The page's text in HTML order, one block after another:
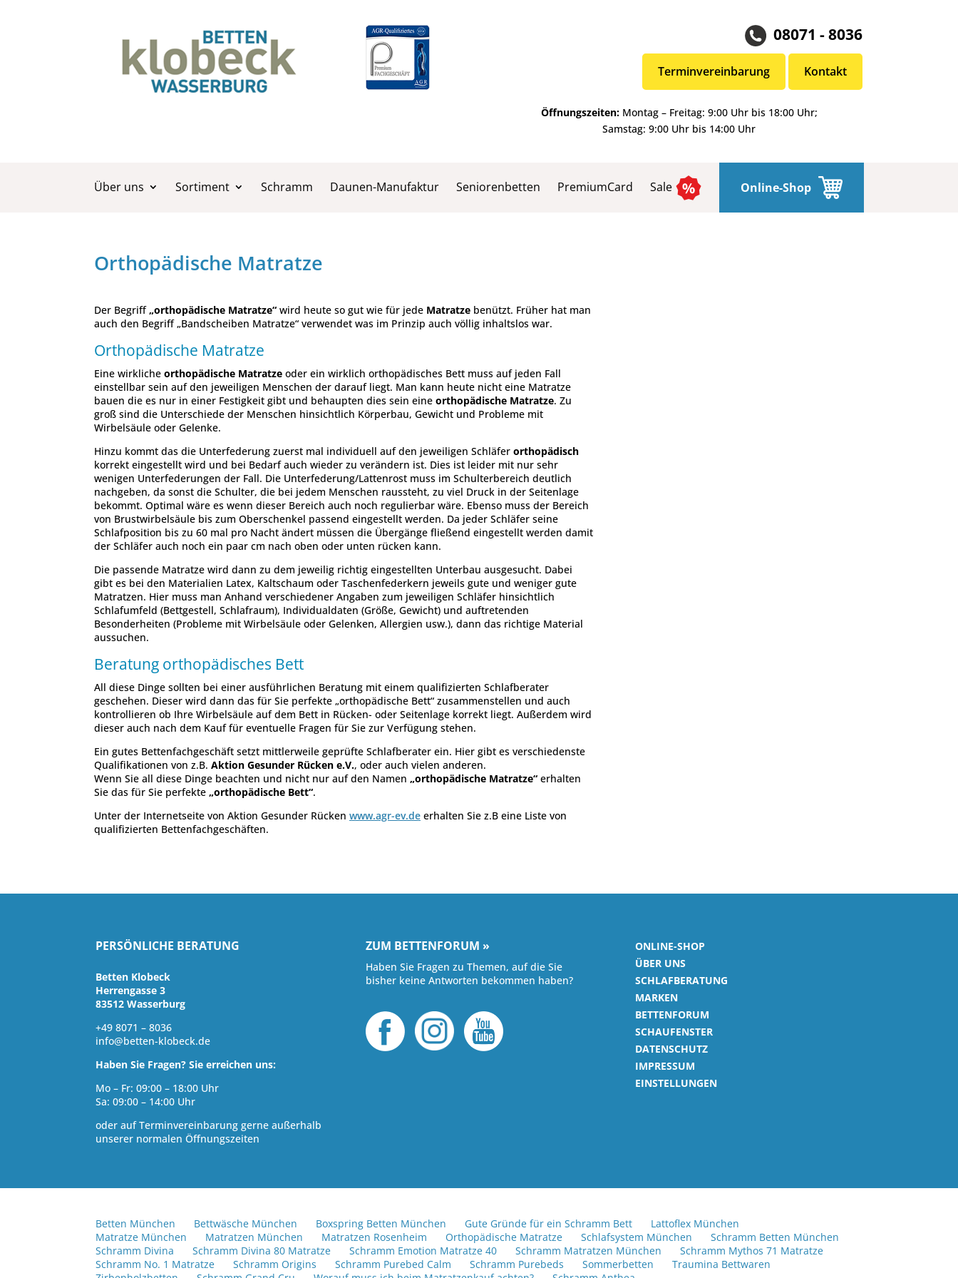
08071 - 8036
Terminvereinbarung Kontakt
Öffnungszeiten: Montag – Freitag: 9:00 Uhr bis 18:00 Uhr;
Samstag: 9:00 Uhr bis 14:00 Uhr
Über uns Sortiment Schramm Daunen-Manufaktur Seniorenbetten PremiumCard Sale Online-Shop
Orthopädische Matratze
Der Begriff„orthopädische Matratze“ wird heute so gut wie für jede Matratze benützt. Früher hat man
auch den Begriff „Bandscheiben Matratze“ verwendet was im Prinzip auch völlig inhaltslos war.
Orthopädische Matratze
Eine wirkliche orthopädische Matratze oder ein wirklich orthopädisches Bett muss auf jeden Fall
einstellbar sein auf den jeweiligen Menschen der darauf liegt. Man kann heute nicht eine Matratze
bauen die es nur in einer Festigkeit gibt und behaupten dies sein eine orthopädische Matratze. Zu
groß sind die Unterschiede der Menschen hinsichtlich Körperbau, Gewicht und Probleme mit
Wirbelsäule oder Gelenke.
Hinzu kommt das die Unterfederung zuerst mal individuell auf den jeweiligen Schläfer orthopädisch
korrekt eingestellt wird und bei Bedarf auch wieder zu verändern ist. Dies ist leider mit nur sehr
wenigen Unterfederungen der Fall. Die Unterfederung/Lattenrost muss im Schulterbereich deutlich
nachgeben, da sonst die Schulter, die bei jedem Menschen raussteht, zu viel Druck in der Seitenlage
bekommt. Optimal wäre es wenn dieser Bereich auch noch regulierbar wäre. Ebenso muss der Bereich
von Brustwirbelsäule bis zum Oberschenkel passend eingestellt werden. Da jeder Schläfer seine
Schlafposition bis zu 60 mal pro Nacht ändert müssen die Übergänge fließend eingestellt werden damit
der Schläfer auch noch ein paar cm nach oben oder unten rücken kann.
Die passende Matratze wird dann zu dem jeweilig richtig eingestellten Unterbau ausgesucht. Dabei
gibt es bei den Materialien Latex, Kaltschaum oder Taschenfederkern jeweils gute und weniger gute
Matratzen. Hier muss man Anhand verschiedener Angaben zum jeweiligen Schläfer hinsichtlich
Schlafumfeld (Bettgestell, Schlafraum), Individualdaten (Größe, Gewicht) und auftretenden
Besonderheiten (Probleme mit Wirbelsäule oder Gelenken, Allergien usw.), dann das richtige Material
aussuchen.
Beratung orthopädisches Bett
All diese Dinge sollten bei einer ausführlichen Beratung mit einem qualifizierten Schlafberater
geschehen. Dieser wird dann das für Sie perfekte „orthopädische Bett“ zusammenstellen und auch
kontrollieren ob Ihre Wirbelsäule auf dem Bett in Rücken- oder Seitenlage korrekt liegt. Außerdem wird
dieser auch nach dem Kauf für eventuelle Fragen für Sie zur Verfügung stehen.
Ein gutes Bettenfachgeschäft setzt mittlerweile geprüfte Schlafberater ein. Hier gibt es verschiedenste
Qualifikationen von z.B. Aktion Gesunder Rücken e.V., oder auch vielen anderen.
Wenn Sie all diese Dinge beachten und nicht nur auf den Namen „orthopädische Matratze“ erhalten
Sie das für Sie perfekte „orthopädische Bett“.
Unter der Internetseite von Aktion Gesunder Rücken www.agr-ev.de erhalten Sie z.B eine Liste von
qualifizierten Bettenfachgeschäften.
PERSÖNLICHE BERATUNG
Betten Klobeck
Herrengasse 3
83512 Wasserburg
+49 8071 – 8036
info@betten-klobeck.de
Haben Sie Fragen? Sie erreichen uns:
Mo – Fr: 09:00 – 18:00 Uhr
Sa: 09:00 – 14:00 Uhr
oder auf Terminvereinbarung gerne außerhalb
unserer normalen Öffnungszeiten
ZUM BETTENFORUM »
Haben Sie Fragen zu Themen, auf die Sie
bisher keine Antworten bekommen haben?
ONLINE-SHOP
ÜBER UNS
SCHLAFBERATUNG
MARKEN
BETTENFORUM
SCHAUFENSTER
DATENSCHUTZ
IMPRESSUM
EINSTELLUNGEN
Betten München Bettwäsche München Boxspring Betten München Gute Gründe für ein Schramm Bett
Lattoflex München
Matratze München
Matratzen München Matratzen Rosenheim Orthopädische Matratze Schlafsystem München
Schramm Betten München
Schramm Divina
Schramm Divina 80 Matratze Schramm Emotion Matratze 40 Schramm Matratzen München
Schramm Mythos 71 Matratze
Schramm No. 1 Matratze
Schramm Origins Schramm Purebed Calm Schramm Purebeds Sommerbetten
Traumina Bettwaren